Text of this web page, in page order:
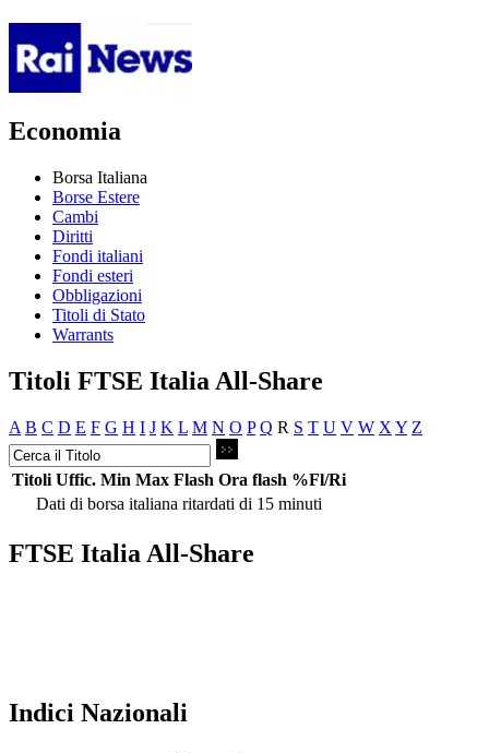
Economia
Borsa Italiana
Borse Estere
Cambi
Diritti
Fondi italiani
Fondi esteri
Obbligazioni
Titoli di Stato
Warrants
Titoli FTSE Italia All-Share
A B C D E F G H I J K L M N O P Q R S T U V W X Y Z
Titoli Uffic. Min Max Flash Ora flash %Fl/Ri
Dati di borsa italiana ritardati di 15 minuti
FTSE Italia All-Share
Indici Nazionali